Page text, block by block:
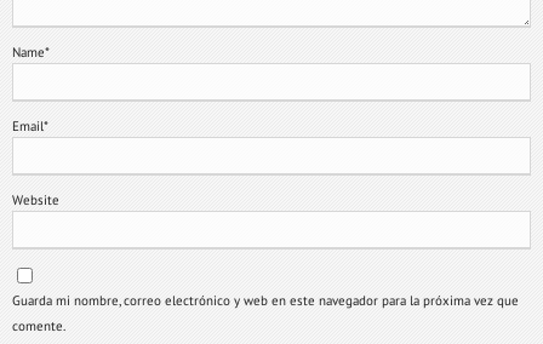
Name*
Email*
Website
Guarda mi nombre, correo electrónico y web en este navegador para la próxima vez que
comente.